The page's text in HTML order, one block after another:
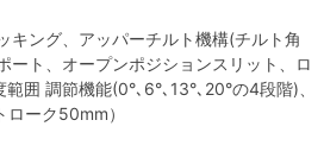
ング、アッパーチルト機構(チルト角
ート、オープンポジションスリット、ロ
囲 調節機能(0°､6°､13°､20°の4段階)、
ーク50mm）